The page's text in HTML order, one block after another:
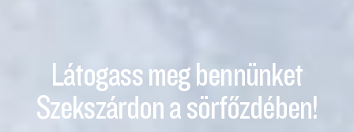
Látogass meg bennünket
Szekszárdon a sörfőzdében!